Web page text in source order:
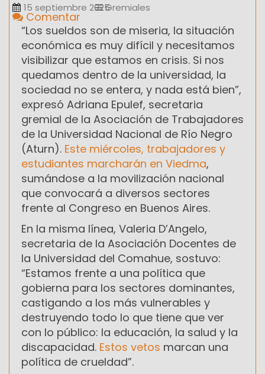
15 septiembre 2025Gremiales
Comentar
“Los sueldos son de miseria, la situación
económica es muy difícil y necesitamos
visibilizar que estamos en crisis. Si nos
quedamos dentro de la universidad, la
sociedad no se entera, y nada está bien”,
expresó Adriana Epulef, secretaria
gremial de la Asociación de Trabajadores
de la Universidad Nacional de Río Negro
(Aturn). Este miércoles, trabajadores y
estudiantes marcharán en Viedma,
sumándose a la movilización nacional
que convocará a diversos sectores
frente al Congreso en Buenos Aires.
En la misma línea, Valeria D’Angelo,
secretaria de la Asociación Docentes de
la Universidad del Comahue, sostuvo:
“Estamos frente a una política que
gobierna para los sectores dominantes,
castigando a los más vulnerables y
destruyendo todo lo que tiene que ver
con lo público: la educación, la salud y la
discapacidad. Estos vetos marcan una
política de crueldad”.